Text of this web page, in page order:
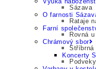
Sázava
Rataje
Rovná
Stříbrná
Podveky
O farnosti
Farní
Chrámový sbor
Koncerty